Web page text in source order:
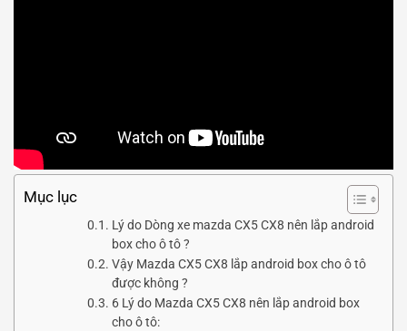
Mục lục
Lý do Dòng xe mazda CX5 CX8 nên lắp android
box cho ô tô ?
Vậy Mazda CX5 CX8 lắp android box cho ô tô
được không ?
6 Lý do Mazda CX5 CX8 nên lắp android box
cho ô tô: